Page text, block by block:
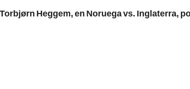
Heggem, en Noruega vs. Inglaterra,